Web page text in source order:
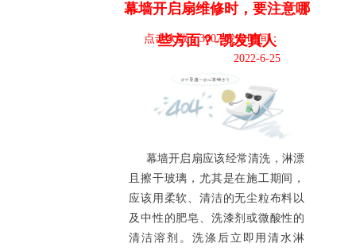
幕墙开启扇维修时，要注意哪
些方面？-凯发真人
点击次数：3607 发布时间：
2022-6-25
幕墙开启扇应该经常清洗，淋漂
且擦干玻璃，尤其是在施工期间，
应该用柔软、清洁的无尘粒布料以
及中性的肥皂、洗漆剂或微酸性的
清洁溶剂。洗涤后立即用清水淋